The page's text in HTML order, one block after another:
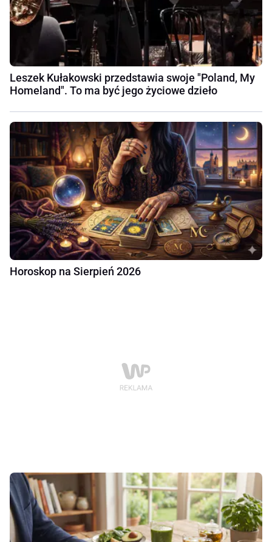
Leszek Kułakowski przedstawia swoje "Poland, My
Homeland". To ma być jego życiowe dzieło
Horoskop na Sierpień 2026